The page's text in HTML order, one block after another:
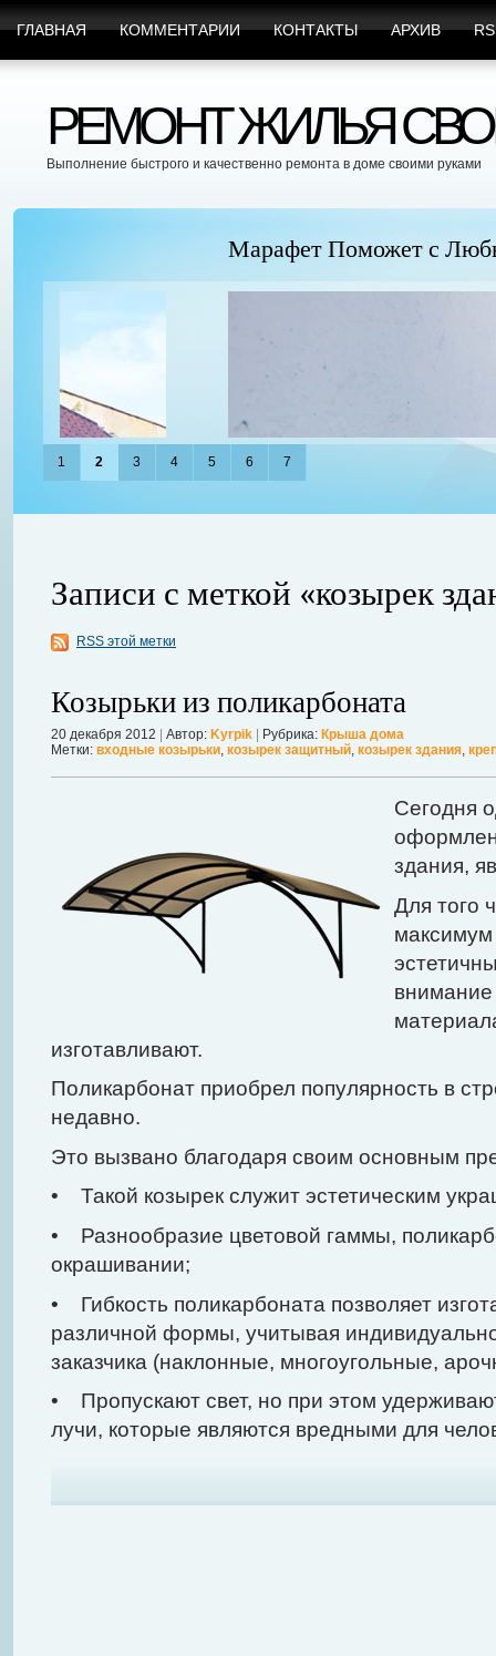
ГЛАВНАЯ КОММЕНТАРИИ КОНТАКТЫ АРХИВ
РЕМОНТ ЖИЛЬЯ
Выполнение быстрого и качественно ремонта в доме своими руками
Марафет Поможет с Любыми Видами
Когда в вашем доме появляются клопы, тараканы, грызуны или
настроение и вызывает волнение. Большинство из паразитов
течение пары недель их может стать уже вдвое, а то и втрое
в первые часы принять меры. А именно: обратиться в проверенную
1 2 3 4 5 6 7
Записи с меткой «козырек
RSS этой метки
Козырьки из поликарбоната
20 декабря 2012 Автор: Kyrpik Рубрика: Крыша дома
Метки: входные козырьки, козырек защитный, козырек здания,
Сегодня
здания,
Для того
изготавливают.
Поликарбонат приобрел популярность в
недавно.
Это вызвано благодаря своим основным
• Такой козырек служит эстетическим
• Разнообразие цветовой гаммы,
окрашивании;
• Гибкость поликарбоната позволяет
различной формы, учитывая
заказчика (наклонные, многоугольные,
• Пропускают свет, но при этом
лучи, которые являются вредными для